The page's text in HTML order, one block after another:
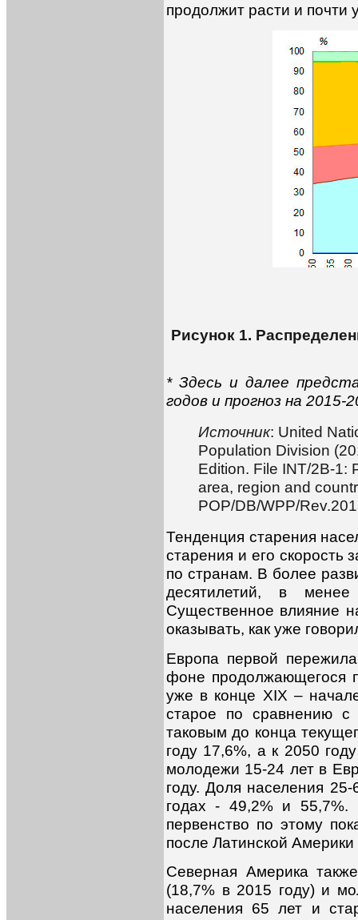
продолжит расти и почти
Рисунок 1.
* Здесь и далее
годов и прогноз на
Источник: United
Population Division
Edition. File INT/2B-1:
area, region and
POP/DB/WPP/
Тенденция старения
старения и его скорость
по странам. В более
десятилетий, в менее
Существенное влияние
оказывать, как уже
Европа первой
фоне продолжающегося
уже в конце XIX –
старое по сравнению с
таковым до конца
году 17,6%, а к 2050
молодежи 15-24 лет в
году. Доля населения
годах - 49,2% и 55,7%.
первенство по этому
после Латинской
Северная Америка
(18,7% в 2015 году) и
населения 65 лет и